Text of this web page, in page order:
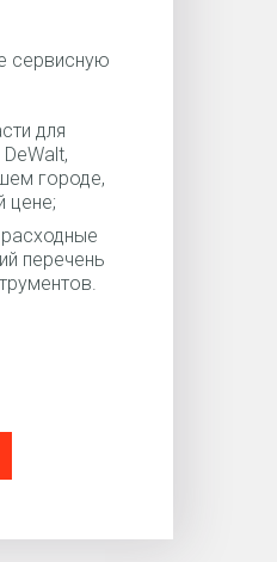
сервисную
для
городе,
цене;
расходные
перечень